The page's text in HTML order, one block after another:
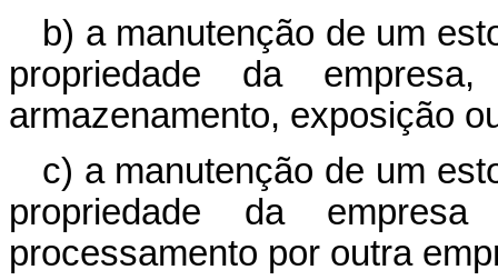
b) a manutenção de um
propriedade da
armazenamento, exposição
c) a manutenção de um
propriedade da
processamento por outra